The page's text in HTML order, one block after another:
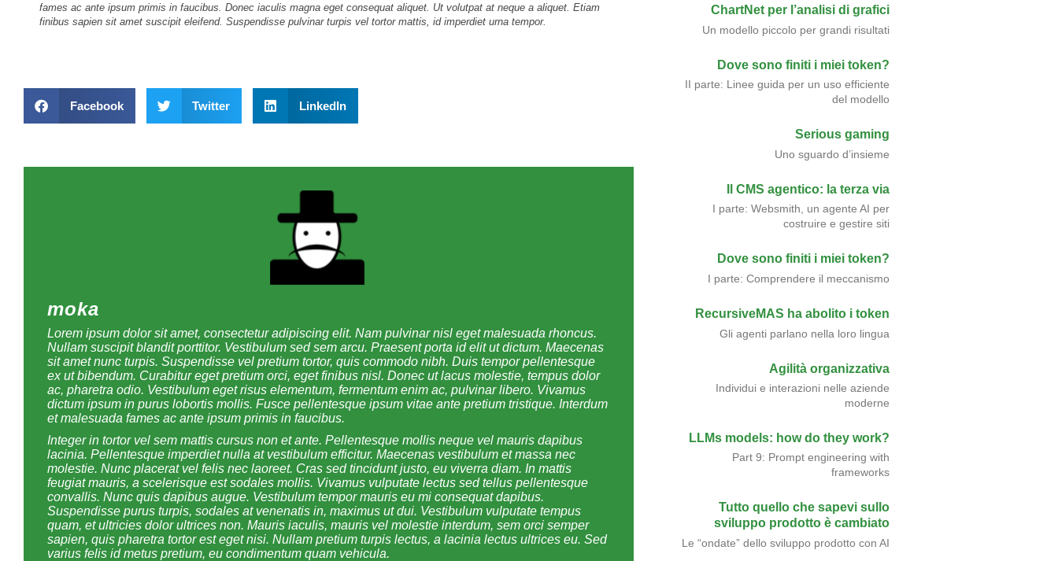
fames ac ante ipsum primis in faucibus. Donec iaculis magna eget consequat aliquet. Ut volutpat at neque a aliquet. Etiam
finibus sapien sit amet suscipit eleifend. Suspendisse pulvinar turpis vel tortor mattis, id imperdiet urna tempor.
Facebook Twitter LinkedIn
moka
Lorem ipsum dolor sit amet, consectetur adipiscing elit. Nam pulvinar nisl eget malesuada rhoncus.
Nullam suscipit blandit porttitor. Vestibulum sed sem arcu. Praesent porta id elit ut dictum. Maecenas
sit amet nunc turpis. Suspendisse vel pretium tortor, quis commodo nibh. Duis tempor pellentesque
ex ut bibendum. Curabitur eget pretium orci, eget finibus nisl. Donec ut lacus molestie, tempus dolor
ac, pharetra odio. Vestibulum eget risus elementum, fermentum enim ac, pulvinar libero. Vivamus
dictum ipsum in purus lobortis mollis. Fusce pellentesque ipsum vitae ante pretium tristique. Interdum
et malesuada fames ac ante ipsum primis in faucibus.
Integer in tortor vel sem mattis cursus non et ante. Pellentesque mollis neque vel mauris dapibus
lacinia. Pellentesque imperdiet nulla at vestibulum efficitur. Maecenas vestibulum et massa nec
molestie. Nunc placerat vel felis nec laoreet. Cras sed tincidunt justo, eu viverra diam. In mattis
feugiat mauris, a scelerisque est sodales mollis. Vivamus vulputate lectus sed tellus pellentesque
convallis. Nunc quis dapibus augue. Vestibulum tempor mauris eu mi consequat dapibus.
Suspendisse purus turpis, sodales at venenatis in, maximus ut dui. Vestibulum vulputate tempus
quam, et ultricies dolor ultrices non. Mauris iaculis, mauris vel molestie interdum, sem orci semper
sapien, quis pharetra tortor est eget nisi. Nullam pretium turpis lectus, a lacinia lectus ultrices eu. Sed
varius felis id metus pretium, eu condimentum quam vehicula.
ChartNet per l’analisi di grafici
Un modello piccolo per grandi risultati
Dove sono finiti i miei token?
II parte: Linee guida per un uso efficiente
del modello
Serious gaming
Uno sguardo d’insieme
Il CMS agentico: la terza via
I parte: Websmith, un agente AI per
costruire e gestire siti
Dove sono finiti i miei token?
I parte: Comprendere il meccanismo
RecursiveMAS ha abolito i token
Gli agenti parlano nella loro lingua
Agilità organizzativa
Individui e interazioni nelle aziende
moderne
LLMs models: how do they work?
Part 9: Prompt engineering with
frameworks
Tutto quello che sapevi sullo
sviluppo prodotto è cambiato
Le “ondate” dello sviluppo prodotto con AI